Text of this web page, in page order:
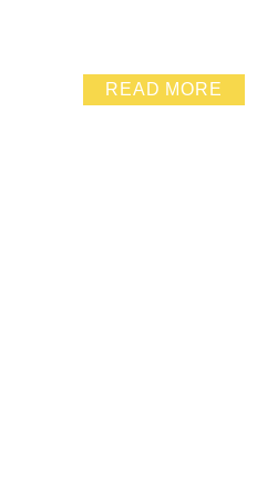
READ MORE